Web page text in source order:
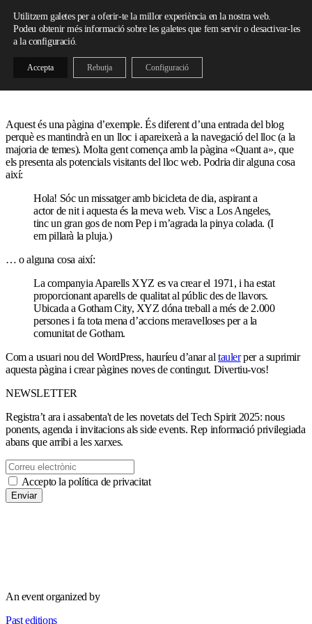
Skip to content
Aquest és una pàgina d’exemple. És diferent d’una entrada del blog
perquè es mantindrà en un lloc i apareixerà a la navegació del lloc (a la
majoria de temes). Molta gent comença amb la pàgina «Quant a», que
els presenta als potencials visitants del lloc web. Podria dir alguna cosa
així:
Hola! Sóc un missatger amb bicicleta de dia, aspirant a
actor de nit i aquesta és la meva web. Visc a Los Angeles,
tinc un gran gos de nom Pep i m’agrada la pinya colada. (I
em pillarà la pluja.)
… o alguna cosa així:
La companyia Aparells XYZ es va crear el 1971, i ha estat
proporcionant aparells de qualitat al públic des de llavors.
Ubicada a Gotham City, XYZ dóna treball a més de 2.000
persones i fa tota mena d’accions meravelloses per a la
comunitat de Gotham.
Com a usuari nou del WordPress, hauríeu d’anar altaulerper a suprimir
aquesta pàgina i crear pàgines noves de contingut. Divertiu-vos!
NEWSLETTER
Registra’t ara i assabenta't de les novetats del Tech Spirit 2025: nous
ponents, agenda i invitacions als side events. Rep informació privilegiada
abans que arribi a les xarxes.
Accepto la política de privacitat
Enviar
An event organized by
Past editions
Utilitzem galetes per a oferir-te la millor experiència en la nostra web.
Podeu obtenir més informació sobre les galetes que fem servir o desactivar-les
a la configuració.
Accepta Rebutja Configuració